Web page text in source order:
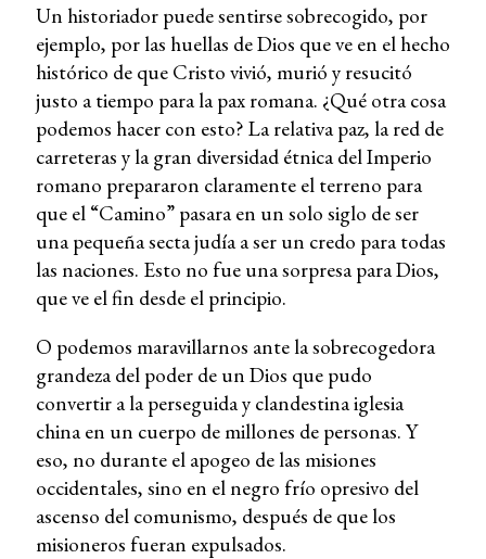
Un historiador puede sentirse sobrecogido, por
ejemplo, por las huellas de Dios que ve en el hecho
histórico de que Cristo vivió, murió y resucitó
justo a tiempo para la pax romana. ¿Qué otra cosa
podemos hacer con esto? La relativa paz, la red de
carreteras y la gran diversidad étnica del Imperio
romano prepararon claramente el terreno para
que el “Camino” pasara en un solo siglo de ser
una pequeña secta judía a ser un credo para todas
las naciones. Esto no fue una sorpresa para Dios,
que ve el fin desde el principio.
O podemos maravillarnos ante la sobrecogedora
grandeza del poder de un Dios que pudo
convertir a la perseguida y clandestina iglesia
china en un cuerpo de millones de personas. Y
eso, no durante el apogeo de las misiones
occidentales, sino en el negro frío opresivo del
ascenso del comunismo, después de que los
misioneros fueran expulsados.